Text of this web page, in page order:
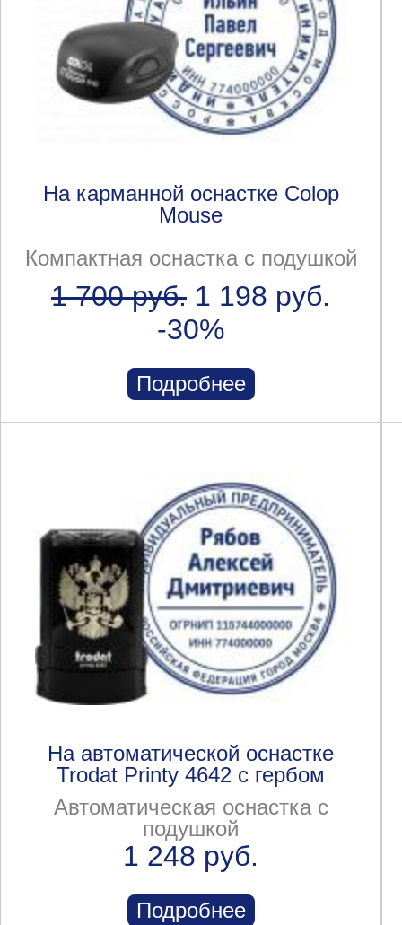
На карманной оснастке Colop
Mouse
Компактная оснастка с подушкой
1 700 руб. 1 198 руб.
-30%
Подробнее
На автоматической оснастке
Trodat Printy 4642 с гербом
Автоматическая оснастка с
подушкой
1 248 руб.
Подробнее